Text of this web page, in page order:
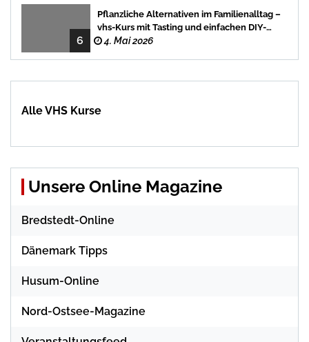
6
Pflanzliche Alternativen im Familienalltag –
vhs-Kurs mit Tasting und einfachen DIY-
Rezepten
4. Mai 2026
Alle VHS Kurse
Unsere Online Magazine
Bredstedt-Online
Dänemark Tipps
Husum-Online
Nord-Ostsee-Magazine